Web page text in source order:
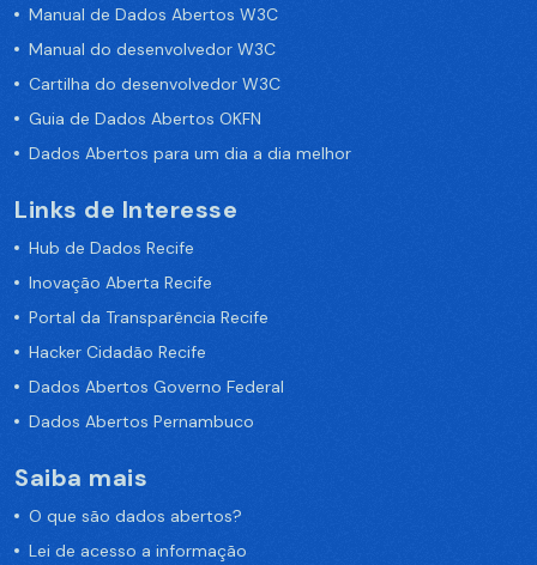
Manual de Dados Abertos W3C
Manual do desenvolvedor W3C
Cartilha do desenvolvedor W3C
Guia de Dados Abertos OKFN
Dados Abertos para um dia a dia melhor
Links de Interesse
Hub de Dados Recife
Inovação Aberta Recife
Portal da Transparência Recife
Hacker Cidadão Recife
Dados Abertos Governo Federal
Dados Abertos Pernambuco
Saiba mais
O que são dados abertos?
Lei de acesso a informação